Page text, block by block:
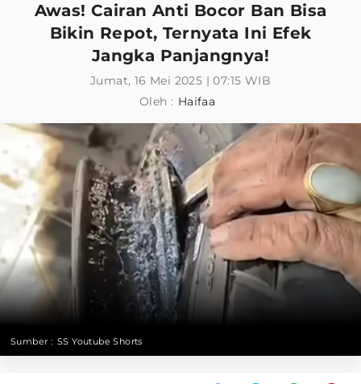
Awas! Cairan Anti Bocor Ban Bisa
Bikin Repot, Ternyata Ini Efek
Jangka Panjangnya!
Jumat, 16 Mei 2025 | 07:15 WIB
Oleh : Haifaa
Sumber : SS Youtube Shorts